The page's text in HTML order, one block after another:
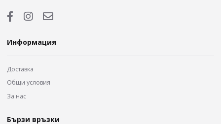
Информация
Доставка
Общи условия
За нас
Бързи връзки